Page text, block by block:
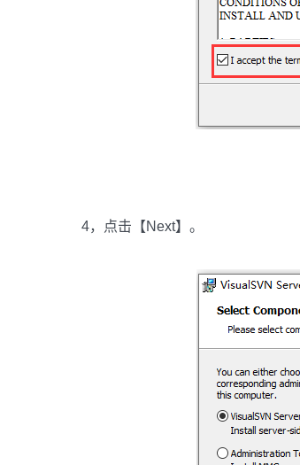
4，点击【Next】。